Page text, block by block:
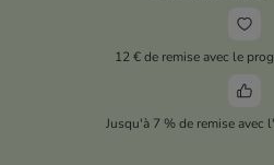
12 € de remise avec le
Jusqu'à 7 % de remise avec